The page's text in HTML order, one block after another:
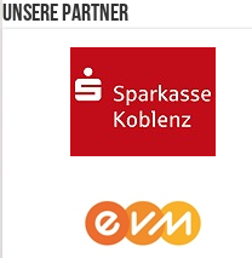
Unsere Partner